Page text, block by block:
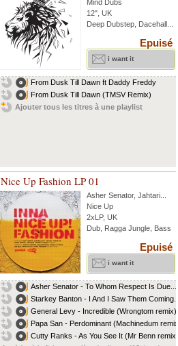
Mind Dubs
12", UK
Deep Dubstep, Dacehall...
Epuisé
i want it
From Dusk Till Dawn ft Daddy Freddy
From Dusk Till Dawn (TMSV Remix)
Ajouter tous les titres à une playlist
Nice Up Fashion LP 01
Asher Senator, Jahtari
Nice Up
2xLP, UK
Dub, Ragga Jungle, Bass
Epuisé
i want it
Asher Senator - To Whom Respect Is Due...
Starkey Banton - I And I Saw Them Coming...
General Levy - Incredible (Wrongtom remix)
Papa San - Perdominant (Machinedum remix)
Cutty Ranks - As You See It (Mr Benn remix)